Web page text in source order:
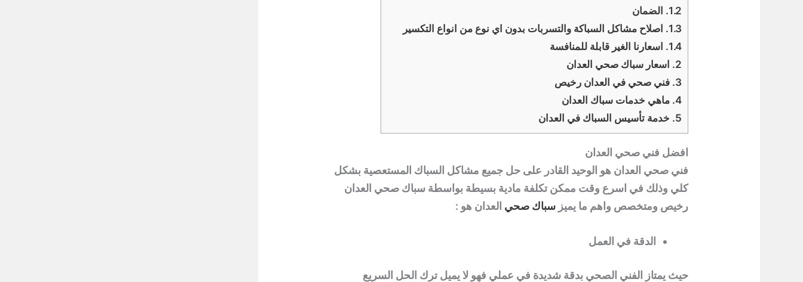
1.2. الضمان
1.3. اصلاح مشاكل السباكة والتسربات بدون اي نوع من انواع التكسير
1.4. اسعارنا الغير قابلة للمنافسة
2. اسعار سباك صحي العدان
3. فني صحي في العدان رخيص
4. ماهي خدمات سباك العدان
5. خدمة تأسيس السباك في العدان
افضل فني صحي العدان
فني صحي العدان هو الوحيد القادر على حل جميع مشاكل السباك المستعصية بشكل
كلي وذلك في اسرع وقت ممكن تكلفة مادية بسيطة بواسطة سباك صحي العدان
رخيص ومتخصص واهم ما يميزسباك صحي العدان هو :
الدقة في العمل
حيث يمتاز الفني الصحي بدقة شديدة في عملي فهو لا يميل ترك الحل السريع